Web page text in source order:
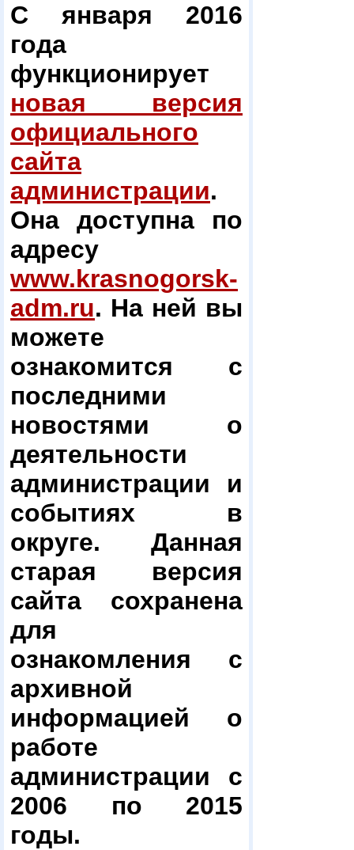
С января 2016
года
функционирует
новая версия
официального
сайта
администрации.
Она доступна по
адресу
www.krasnogorsk-
adm.ru. На ней вы
можете
ознакомится с
последними
новостями о
деятельности
администрации и
событиях в
округе. Данная
старая версия
сайта сохранена
для
ознакомления с
архивной
информацией о
работе
администрации с
2006 по 2015
годы.